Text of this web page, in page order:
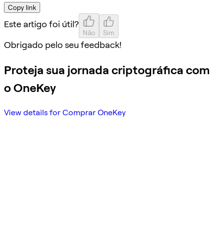
Copy link
Este artigo foi útil?
Não Sim
Obrigado pelo seu feedback!
Proteja sua jornada criptográfica com
o OneKey
View details for Comprar OneKey